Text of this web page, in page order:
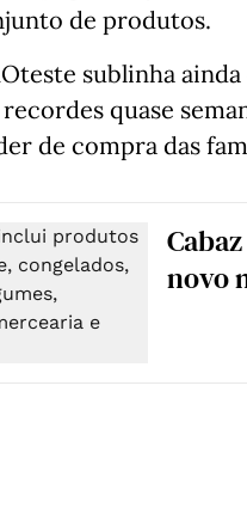
de produtos.
sublinha
quase
de compra das
novo